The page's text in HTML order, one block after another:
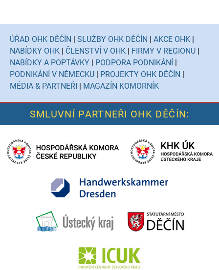
ÚŘAD OHK DĚČÍN | SLUŽBY OHK DĚČÍN | AKCE OHK |
NABÍDKY OHK | ČLENSTVÍ V OHK | FIRMY V REGIONU |
NABÍDKY A POPTÁVKY | PODPORA PODNIKÁNÍ |
PODNIKÁNÍ V NĚMECKU | PROJEKTY OHK DĚČÍN |
MÉDIA & PARTNEŘI | MAGAZÍN KOMORNÍK
SMLUVNÍ PARTNEŘI OHK DĚČÍN: